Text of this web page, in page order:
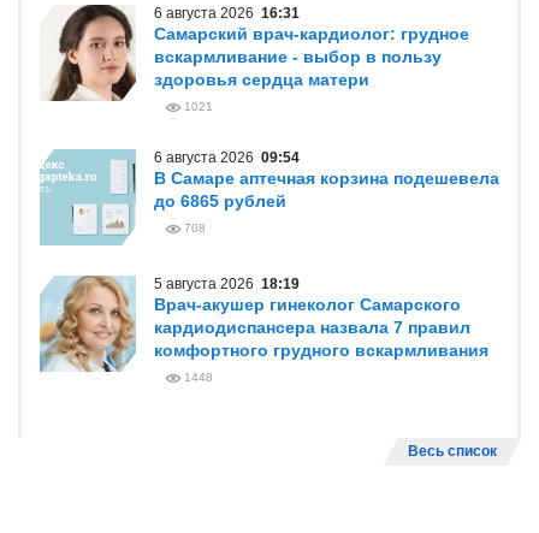
6 августа 2026 16:31
Самарский врач-кардиолог: грудное
вскармливание - выбор в пользу
здоровья сердца матери
1021
6 августа 2026 09:54
В Самаре аптечная корзина подешевела
до 6865 рублей
708
5 августа 2026 18:19
Врач-акушер гинеколог Самарского
кардиодиспансера назвала 7 правил
комфортного грудного вскармливания
1448
Весь список